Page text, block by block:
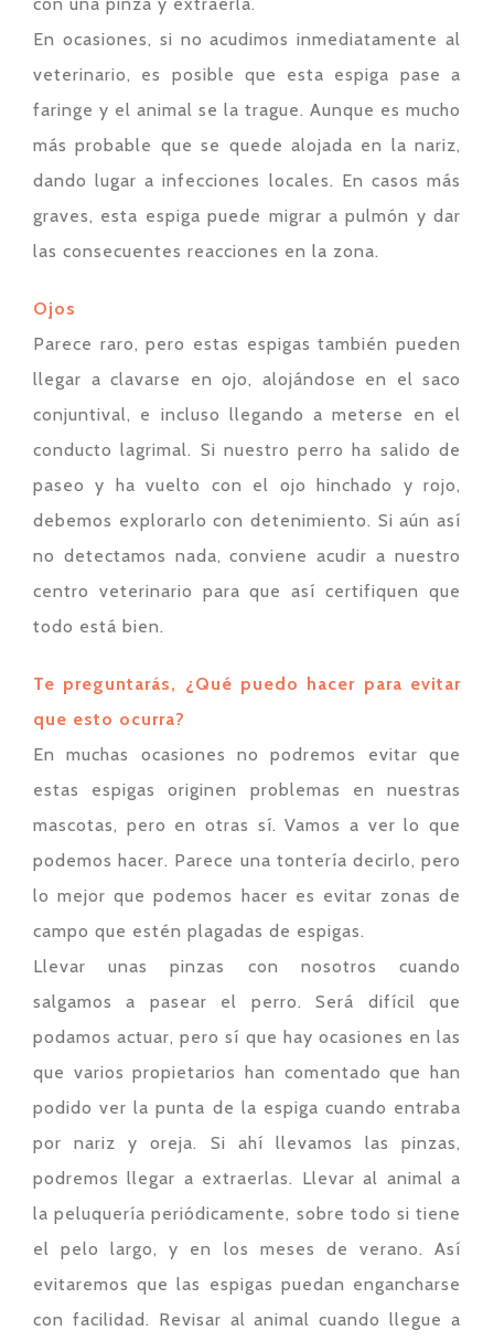
En ocasiones, si no acudimos inmediatamente al
veterinario, es posible que esta espiga pase a
faringe y el animal se la trague. Aunque es mucho
más probable que se quede alojada en la nariz,
dando lugar a infecciones locales. En casos más
graves, esta espiga puede migrar a pulmón y dar
las consecuentes reacciones en la zona.
Ojos
Parece raro, pero estas espigas también pueden
llegar a clavarse en ojo, alojándose en el saco
conjuntival, e incluso llegando a meterse en el
conducto lagrimal. Si nuestro perro ha salido de
paseo y ha vuelto con el ojo hinchado y rojo,
debemos explorarlo con detenimiento. Si aún así
no detectamos nada, conviene acudir a nuestro
centro veterinario para que así certifiquen que
todo está bien.
Te preguntarás, ¿Qué puedo hacer para evitar
que esto ocurra?
En muchas ocasiones no podremos evitar que
estas espigas originen problemas en nuestras
mascotas, pero en otras sí. Vamos a ver lo que
podemos hacer. Parece una tontería decirlo, pero
lo mejor que podemos hacer es evitar zonas de
campo que estén plagadas de espigas.
Llevar unas pinzas con nosotros cuando
salgamos a pasear el perro. Será difícil que
podamos actuar, pero sí que hay ocasiones en las
que varios propietarios han comentado que han
podido ver la punta de la espiga cuando entraba
por nariz y oreja. Si ahí llevamos las pinzas,
podremos llegar a extraerlas. Llevar al animal a
la peluquería periódicamente, sobre todo si tiene
el pelo largo, y en los meses de verano. Así
evitaremos que las espigas puedan engancharse
con facilidad. Revisar al animal cuando llegue a